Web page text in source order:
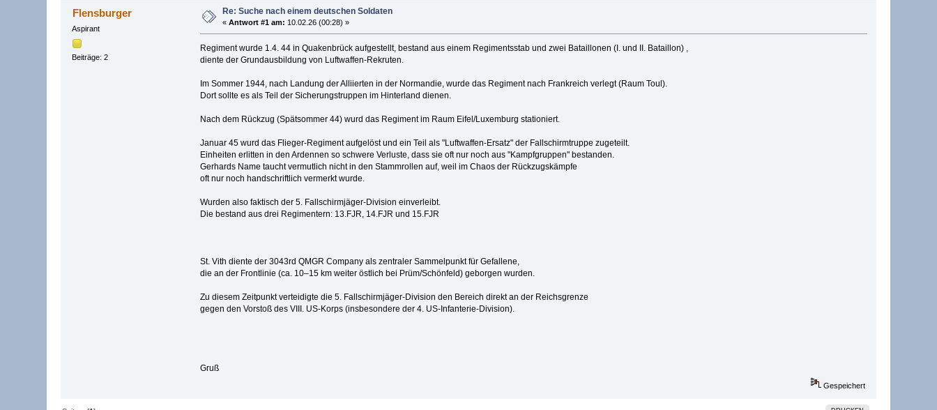
Flensburger
Aspirant
Beiträge: 2
Re: Suche nach einem deutschen Soldaten
«Antwort #1 am: 10.02.26 (00:28) »
Regiment wurde 1.4. 44 in Quakenbrück aufgestellt, bestand aus einem Regimentsstab und zwei Bataillonen (I. und II. Bataillon) ,
diente der Grundausbildung von Luftwaffen-Rekruten.
Im Sommer 1944, nach Landung der Alliierten in der Normandie, wurde das Regiment nach Frankreich verlegt (Raum Toul).
Dort sollte es als Teil der Sicherungstruppen im Hinterland dienen.
Nach dem Rückzug (Spätsommer 44) wurd das Regiment im Raum Eifel/Luxemburg stationiert.
Januar 45 wurd das Flieger-Regiment aufgelöst und ein Teil als "Luftwaffen-Ersatz" der Fallschirmtruppe zugeteilt.
Einheiten erlitten in den Ardennen so schwere Verluste, dass sie oft nur noch aus "Kampfgruppen" bestanden.
Gerhards Name taucht vermutlich nicht in den Stammrollen auf, weil im Chaos der Rückzugskämpfe
oft nur noch handschriftlich vermerkt wurde.
Wurden also faktisch der 5. Fallschirmjäger-Division einverleibt.
Die bestand aus drei Regimentern: 13.FJR, 14.FJR und 15.FJR
St. Vith diente der 3043rd QMGR Company als zentraler Sammelpunkt für Gefallene,
die an der Frontlinie (ca. 10–15 km weiter östlich bei Prüm/Schönfeld) geborgen wurden.
Zu diesem Zeitpunkt verteidigte die 5. Fallschirmjäger-Division den Bereich direkt an der Reichsgrenze
gegen den Vorstoß des VIII. US-Korps (insbesondere der 4. US-Infanterie-Division).
Gruß
Gespeichert